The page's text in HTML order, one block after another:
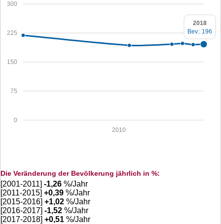
0
75
150
225
300
2010
2018
Bev.: 196
Die Veränderung der Bevölkerung jährlich in %:
[2001-2011] -1,26 %/Jahr
[2011-2015] +0,39 %/Jahr
[2015-2016] +1,02 %/Jahr
[2016-2017] -1,52 %/Jahr
[2017-2018] +0,51 %/Jahr